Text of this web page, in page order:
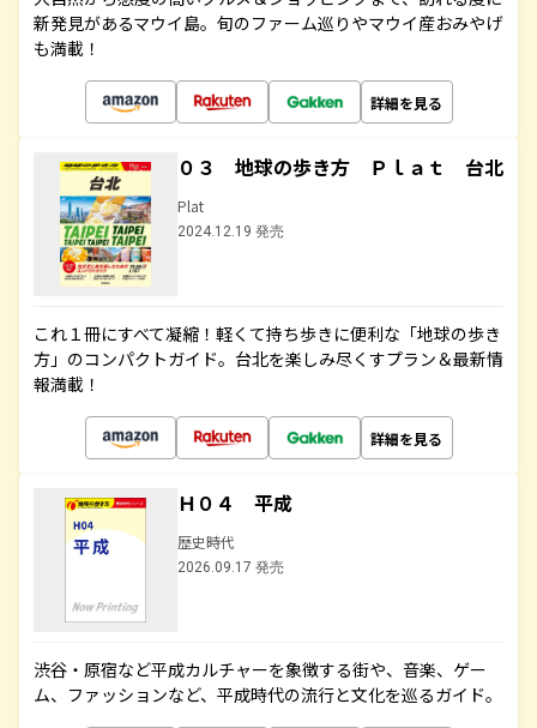
新発見があるマウイ島。旬のファーム巡りやマウイ産おみやげ
も満載！
詳細を見る
０３ 地球の歩き方 Ｐｌａｔ 台北
Plat
2024.12.19 発売
これ１冊にすべて凝縮！軽くて持ち歩きに便利な「地球の歩き
方」のコンパクトガイド。台北を楽しみ尽くすプラン＆最新情
報満載！
詳細を見る
Ｈ０４ 平成
歴史時代
2026.09.17 発売
渋谷・原宿など平成カルチャーを象徴する街や、音楽、ゲー
ム、ファッションなど、平成時代の流行と文化を巡るガイド。